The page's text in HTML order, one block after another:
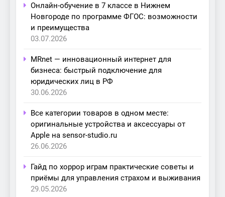
Онлайн-обучение в 7 классе в Нижнем
Новгороде по программе ФГОС: возможности
и преимущества
03.07.2026
MRnet — инновационный интернет для
бизнеса: быстрый подключение для
юридических лиц в РФ
30.06.2026
Все категории товаров в одном месте:
оригинальные устройства и аксессуары от
Apple на sensor-studio.ru
26.06.2026
Гайд по хоррор играм практические советы и
приёмы для управления страхом и выживания
29.05.2026